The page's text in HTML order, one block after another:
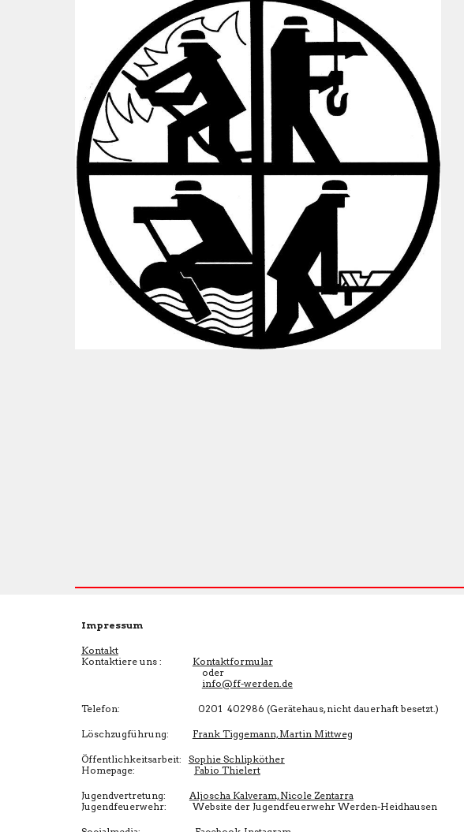
Impressum
Kontakt
Kontaktiere uns : Kontaktformular
oder
info@ff-werden.de
Telefon: 0201 402986 (Gerätehaus, nicht dauerhaft besetzt.)
Löschzugführung: Frank Tiggemann, Martin Mittweg
Öffentlichkeitsarbeit: Sophie Schlipköther
Homepage: Fabio Thielert
Jugendvertretung: Aljoscha Kalveram, Nicole Zentarra
Jugendfeuerwehr: Website der Jugendfeuerwehr Werden-Heidhausen